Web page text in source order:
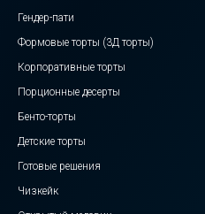
Гендер-пати
Формовые торты (3Д торты)
Корпоративные торты
Порционные десерты
Бенто-торты
Детские торты
Готовые решения
Чизкейк